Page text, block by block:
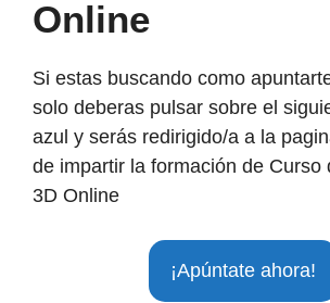
Online
Si estas buscando como
solo deberas pulsar sobre el
azul y serás redirigido/a a la
de impartir la formación de Curso
3D Online
¡Apúntate ahora!